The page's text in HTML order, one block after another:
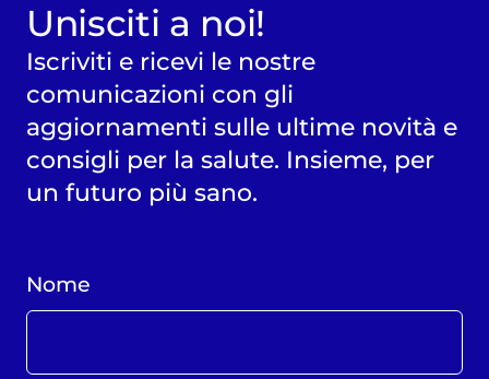
Unisciti a noi!
Iscriviti e ricevi le nostre
comunicazioni con gli
aggiornamenti sulle ultime novità e
consigli per la salute. Insieme, per
un futuro più sano.
Nome